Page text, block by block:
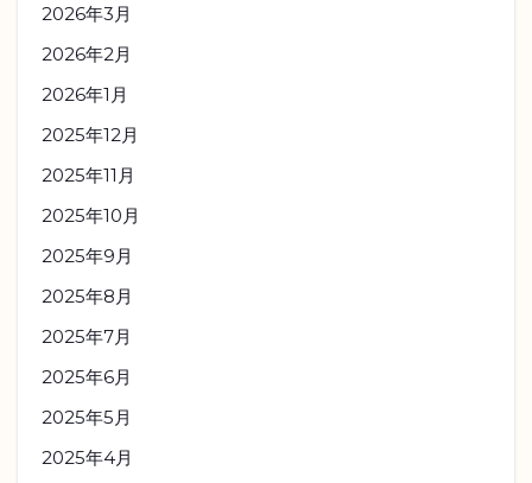
2026年3月
2026年2月
2026年1月
2025年12月
2025年11月
2025年10月
2025年9月
2025年8月
2025年7月
2025年6月
2025年5月
2025年4月